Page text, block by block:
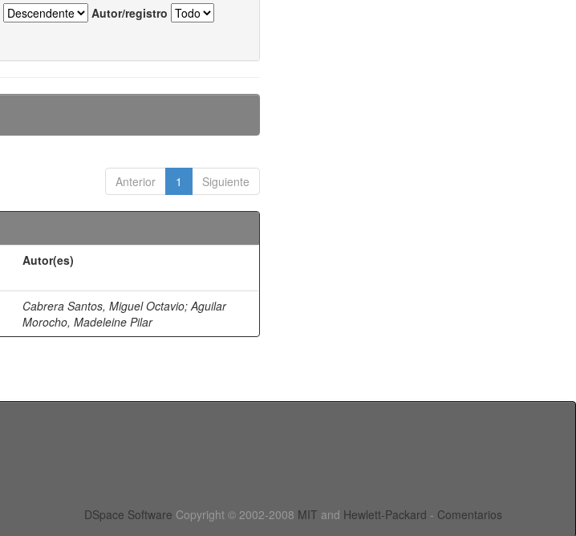
Autor/registro
Anterior 1 Siguiente
Autor(es)
Cabrera Santos, Miguel Octavio;Aguilar
Morocho, Madeleine Pilar
DSpace Software Copyright © 2002-2008 MIT and Hewlett-Packard - Comentarios